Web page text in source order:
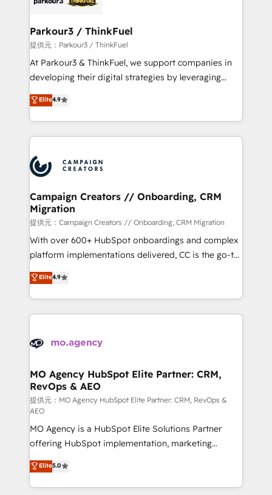
companies scale faster and smarter. 🔹 BOOMS:
Demand generation for all your buyers With BOOMS,
you invest in 100% of your buyers, accelerating your
growth and positioning yourself as an undisputed
transformation process A methodology designed to
implement HubSpot effectively and optimize your
record of business transformation, our growth-first
approach has helped brands dominate their
Parkour3 / ThinkFuel
提供元：Parkour3 / ThinkFuel
At Parkour3 & ThinkFuel, we support companies in
developing their digital strategies by leveraging
technologies and automating their marketing and
sales processes to generate growth. Our offer spans
from Strategy to Operations. We specialize in CRM
onboarding and implementation, web design, sales
extensive experience working with tech companies
and manufacturers since 2002, we are committed to
empowering our clients and developing their
autonomy. Get to grips with HubSpot through
guided implementation and seamless integration of
the CRM platform into your digital ecosystem. Would
you like support in deploying your inbound
to your needs and sales objectives. With 125+
certifications, we are part of the most certified
services are offered in both English & French.
Elite4.9
Campaign Creators // Onboarding, CRM
Migration
提供元：Campaign Creators // Onboarding, CRM Migration
With over 600+ HubSpot onboardings and complex
platform implementations delivered, CC is the go-to
Elite Solutions Partner for businesses ready to
migrate, replatform, and scale smarter. We specialize
in high-impact CRM and CMS migrations and
onboarding from platforms like Salesforce, NetSuite,
WordPress and legacy CRMs, turning fragmented
architectures that accelerate revenue operations and
performance. - Multi-object CRM migration, cleanup,
and implementation. - Pre-built and custom
integrations across your full tech stack. - Custom
object setup, CMS builds, and full-funnel automation.
- Dashboards, lifecycle campaigns, and lead
nurturing sequences. - Cross-hub setup across
Marketing, Sales, Operations, and Service Hubs. -
Ongoing optimization, managed support, and
Elite4.9
MO Agency HubSpot Elite Partner: CRM,
RevOps & AEO
提供元：MO Agency HubSpot Elite Partner: CRM, RevOps &
AEO
MO Agency is a HubSpot Elite Solutions Partner
offering HubSpot implementation, marketing
automation, CRM and RevOps consulting, data
architecture, sales enablement, lifecycle automation,
lead scoring and revenue reporting. HubSpot,
Elite5.0